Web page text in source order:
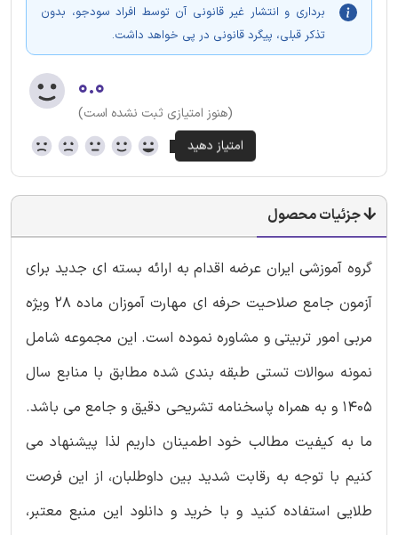
برداری و انتشار غیر قانونی آن توسط افراد سودجو، بدون
تذکر قبلی، پیگرد قانونی در پی خواهد داشت.
۰.۰
(هنوز امتیازی ثبت نشده است)
جزئیات محصول
گروه آموزشی ایران عرضه اقدام به ارائه بسته ای جدید برای
آزمون جامع صلاحیت حرفه ای مهارت آموزان ماده 28 ویژه
مربی امور تربیتی و مشاوره نموده است. این مجموعه شامل
نمونه سوالات تستی طبقه بندی شده مطابق با منابع سال
1405 و به همراه پاسخنامه تشریحی دقیق و جامع می باشد.
ما به کیفیت مطالب خود اطمینان داریم لذا پیشنهاد می
کنیم با توجه به رقابت شدید بین داوطلبان، از این فرصت
طلایی استفاده کنید و با خرید و دانلود این منبع معتبر،